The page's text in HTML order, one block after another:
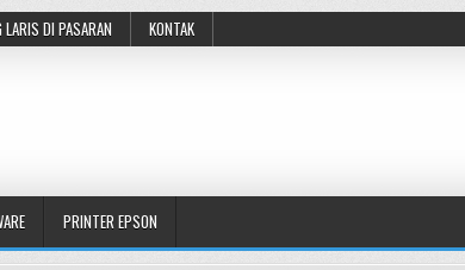
LARIS DI PASARAN KONTAK
PRINTER EPSON